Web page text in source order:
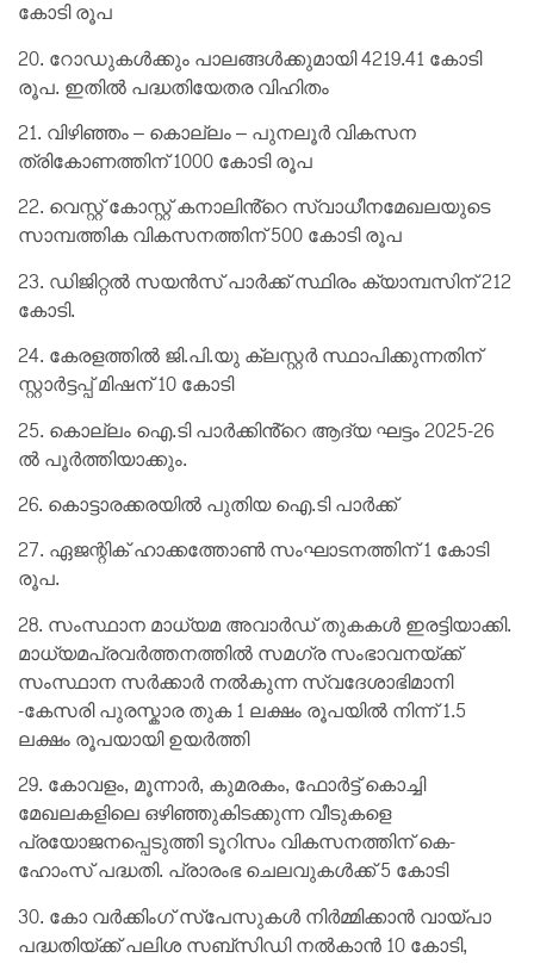
കോടി രൂപ
20. റോഡുകൾക്കും പാലങ്ങൾക്കുമായി 4219.41 കോടി
രൂപ. ഇതിൽ പദ്ധതിയേതര വിഹിതം
21. വിഴിഞ്ഞം – കൊല്ലം – പുനലൂർ വികസന
ത്രികോണത്തിന് 1000 കോടി രൂപ
22. വെസ്റ്റ് കോസ്റ്റ് കനാലിൻ്റെ സ്വാധീനമേഖലയുടെ
സാമ്പത്തിക വികസനത്തിന് 500 കോടി രൂപ
23. ഡിജിറ്റൽ സയൻസ് പാർക്ക് സ്ഥിരം ക്യാമ്പസിന് 212
കോടി.
24. കേരളത്തിൽ ജി.പി.യു ക്ലസ്റ്റർ സ്ഥാപിക്കുന്നതിന്
സ്റ്റാർട്ടപ്പ് മിഷന് 10 കോടി
25. കൊല്ലം ഐ.ടി പാർക്കിൻ്റെ ആദ്യ ഘട്ടം 2025-26
ൽ പൂർത്തിയാക്കും.
26. കൊട്ടാരക്കരയിൽ പുതിയ ഐ.ടി പാർക്ക്
27. ഏജന്റിക് ഹാക്കത്തോൺ സംഘാടനത്തിന് 1 കോടി
രൂപ.
28. സംസ്ഥാന മാധ്യമ അവാർഡ് തുകകൾ ഇരട്ടിയാക്കി.
മാധ്യമപ്രവർത്തനത്തിൽ സമഗ്ര സംഭാവനയ്ക്ക്
സംസ്ഥാന സർക്കാർ നൽകുന്ന സ്വദേശാഭിമാനി
-കേസരി പുരസ്കാര തുക 1 ലക്ഷം രൂപയിൽ നിന്ന് 1.5
ലക്ഷം രൂപയായി ഉയർത്തി
29. കോവളം, മൂന്നാർ, കുമരകം, ഫോർട്ട് കൊച്ചി
മേഖലകളിലെ ഒഴിഞ്ഞുകിടക്കുന്ന വീടുകളെ
പ്രയോജനപ്പെടുത്തി ടൂറിസം വികസനത്തിന് കെ-
ഹോംസ് പദ്ധതി. പ്രാരംഭ ചെലവുകൾക്ക് 5 കോടി
30. കോ വർക്കിംഗ് സ്പേസുകൾ നിർമ്മിക്കാൻ വായ്പാ
പദ്ധതിയ്ക്ക് പലിശ സബ്സിഡി നൽകാൻ 10 കോടി,